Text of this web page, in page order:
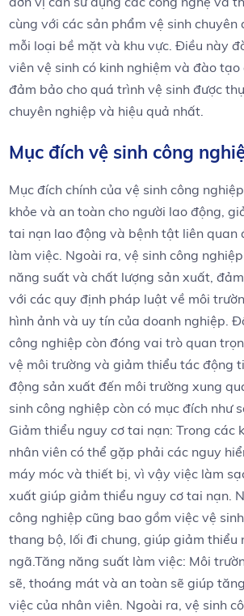
cùng với các sản phẩm vệ sinh chuyên
mỗi loại bề mặt và khu vực. Điều này
viên vệ sinh có kinh nghiệm và đào tạo
đảm bảo cho quá trình vệ sinh được
chuyên nghiệp và hiệu quả nhất.
Mục đích vệ sinh công
Mục đích chính của vệ sinh công
khỏe và an toàn cho người lao động,
tai nạn lao động và bệnh tật liên quan
làm việc. Ngoài ra, vệ sinh công
năng suất và chất lượng sản xuất,
với các quy định pháp luật về môi
hình ảnh và uy tín của doanh nghiệp.
công nghiệp còn đóng vai trò quan
vệ môi trường và giảm thiểu tác động
động sản xuất đến môi trường xung
sinh công nghiệp còn có mục đích như
Giảm thiểu nguy cơ tai nạn: Trong các
nhân viên có thể gặp phải các nguy
máy móc và thiết bị, vì vậy việc làm
xuất giúp giảm thiểu nguy cơ tai nạn.
công nghiệp cũng bao gồm việc vệ
thang bộ, lối đi chung, giúp giảm thiểu
ngã.Tăng năng suất làm việc: Môi
sẽ, thoáng mát và an toàn sẽ giúp
việc của nhân viên. Ngoài ra, vệ sinh